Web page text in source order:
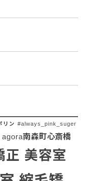
リン #always_pink_suger
agora南森町心斎橋
正 美容室